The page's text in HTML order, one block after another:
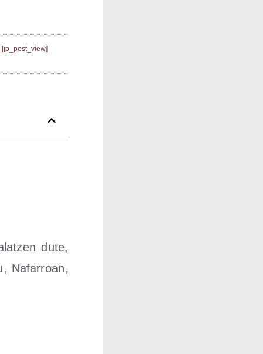
[jp_post_view]
dute,
Nafa­rroan,